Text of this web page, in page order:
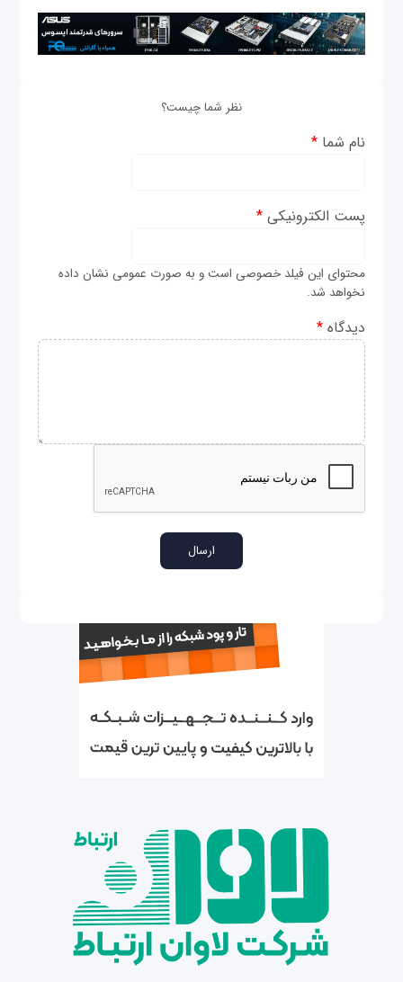
نظر شما چیست؟
نام شما*
پست الکترونیکی*
محتوای این فیلد خصوصی است و به صورت عمومی نشان داده
نخواهد شد.
دیدگاه*